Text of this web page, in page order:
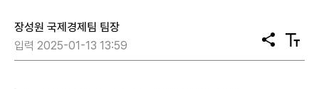
장성원 국제경제팀 팀장
입력 2025-01-13 13:59
공
유
텍
스